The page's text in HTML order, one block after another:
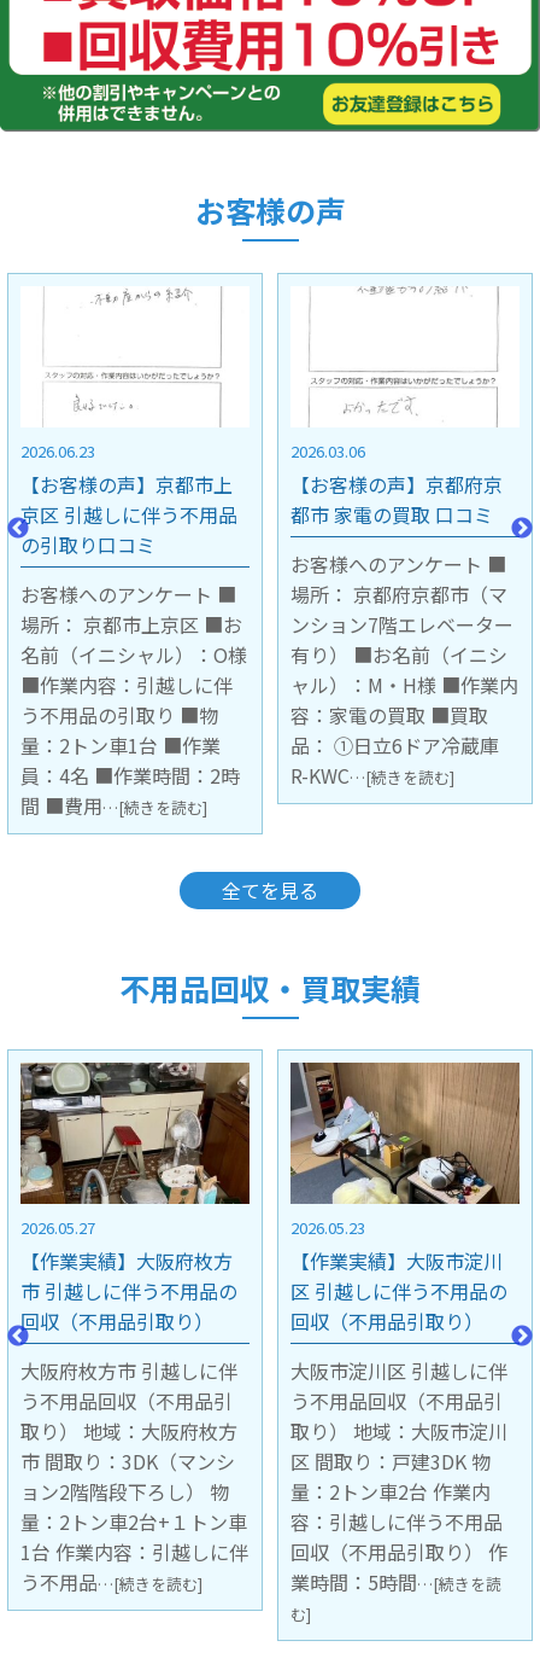
お客様の声
2026.03.06
【お客様の声】京都府京
都市 家電の買取 口コミ
お客様へのアンケート ■
場所： 京都府京都市（マ
ンション7階エレベーター
有り） ■お名前（イニシ
ャル）：M・H様 ■作業内
容：家電の買取 ■買取
品： ①日立6ドア冷蔵庫
R-KWC…[続きを読む]
2025.11.28
【お客様の声】大阪府豊
中市 不用品の引取り口コ
ミ
お客様へのアンケート ■
場所： 大阪府豊中市（マ
ンション3階 階段下ろし作
業） ■お名前（イニシャ
ル）： ■作業内容：不用
品の引取 ■引取品：キッ
チンボード1台 ■作業員：
2名 ■…[続きを読む]
全てを見る
不用品回収・買取実績
2026.05.23
【作業実績】大阪市淀川
区 引越しに伴う不用品の
回収（不用品引取り）
大阪市淀川区 引越しに伴
う不用品回収（不用品引
取り） 地域：大阪市淀川
区 間取り：戸建3DK 物
量：2トン車2台 作業内
容：引越しに伴う不用品
回収（不用品引取り） 作
業時間：5時間…[続きを読
む]
2026.05.15
【作業実績】京都市中京
区 引越しに伴う不用品の
回収（不用品引取り）
京都市中京区 引越しに伴
う不用品回収（不用品引
取り） 地域：京都市中京
区 間取り：マンション4階
1LDK 階段下ろし作業 物
量：2トン車1台 作業内
容：引越しに伴う不用品
回収（不用…[続きを読む]